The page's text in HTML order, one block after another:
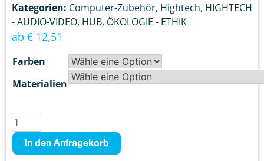
Kategorien: Computer-Zubehör, Hightech, HIGHTECH
- AUDIO-VIDEO, HUB, ÖKOLOGIE - ETHIK
ab € 12,51
Farben
Materialien
In den Anfragekorb